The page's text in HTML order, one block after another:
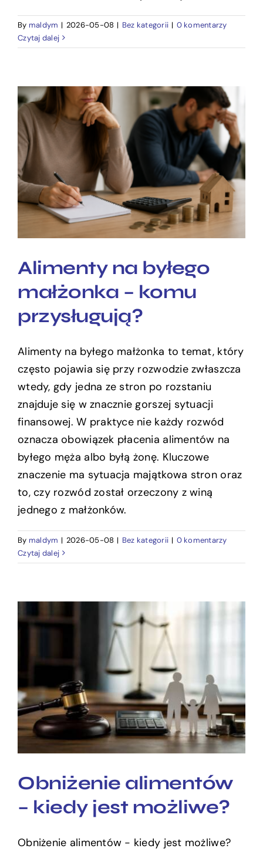
By maldym | 2026-05-08 | Bez kategorii | 0 komentarzy
Czytaj dalej
Alimenty na byłego
małżonka – komu
przysługują?
Alimenty na byłego
małżonka – komu
przysługują?
Alimenty na byłego małżonka to temat, który
często pojawia się przy rozwodzie zwłaszcza
wtedy, gdy jedna ze stron po rozstaniu
znajduje się w znacznie gorszej sytuacji
finansowej. W praktyce nie każdy rozwód
oznacza obowiązek płacenia alimentów na
byłego męża albo byłą żonę. Kluczowe
znaczenie ma sytuacja majątkowa stron oraz
to, czy rozwód został orzeczony z winą
jednego z małżonków.
By maldym | 2026-05-08 | Bez kategorii | 0 komentarzy
Czytaj dalej
Obniżenie alimentów –
kiedy jest możliwe?
Obniżenie alimentów
– kiedy jest możliwe?
Obniżenie alimentów - kiedy jest możliwe?